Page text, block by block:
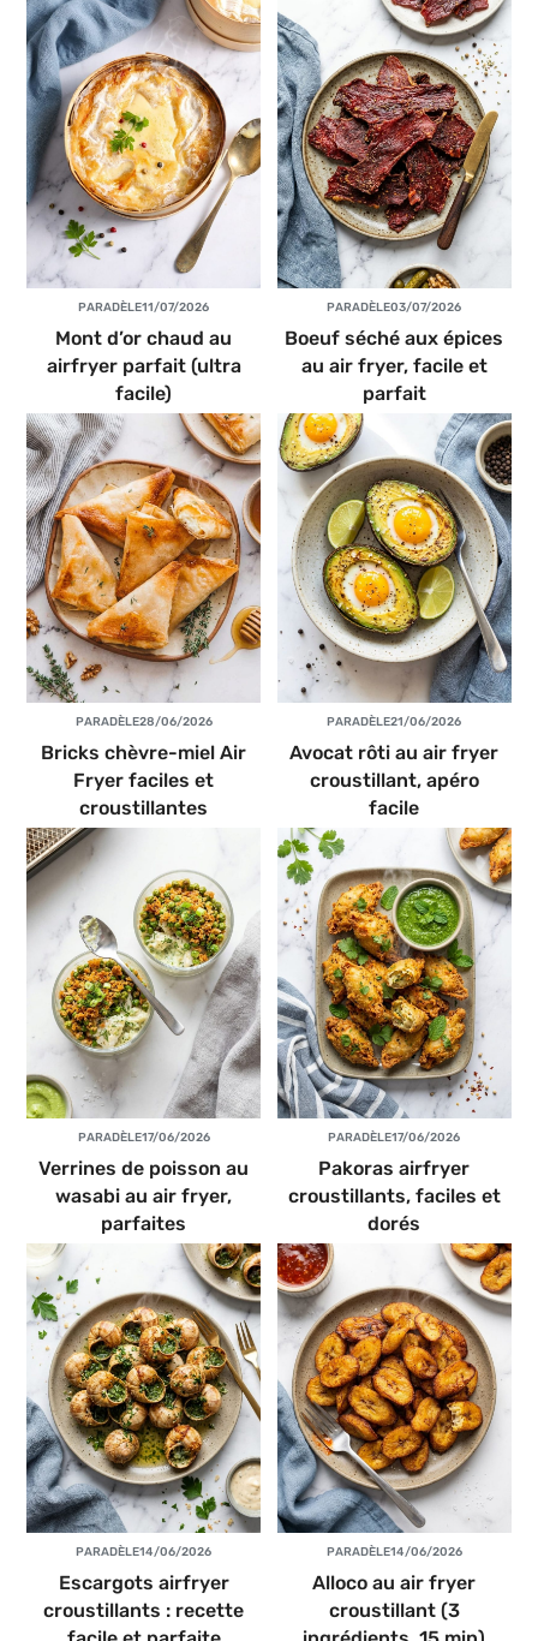
PARADÈLE11/07/2026
Mont d’or chaud au
airfryer parfait (ultra
facile)
PARADÈLE03/07/2026
Boeuf séché aux épices
au air fryer, facile et
parfait
PARADÈLE28/06/2026
Bricks chèvre-miel Air
Fryer faciles et
croustillantes
PARADÈLE21/06/2026
Avocat rôti au air fryer
croustillant, apéro
facile
PARADÈLE17/06/2026
Verrines de poisson au
wasabi au air fryer,
parfaites
PARADÈLE17/06/2026
Pakoras airfryer
croustillants, faciles et
dorés
PARADÈLE14/06/2026
Escargots airfryer
croustillants : recette
PARADÈLE14/06/2026
Alloco au air fryer
croustillant (3